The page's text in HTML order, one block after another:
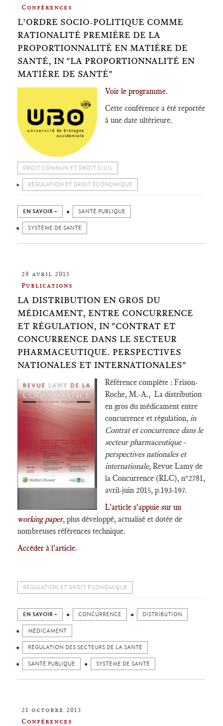
Conférences
L’ORDRE SOCIO-POLITIQUE COMME
RATIONALITÉ PREMIÈRE DE LA
PROPORTIONNALITÉ EN MATIÈRE DE
SANTÉ, IN "LA PROPORTIONNALITÉ EN
MATIÈRE DE SANTÉ"
Voir le programme.
Cette conférence a été reportée
à une date ultérieure.
DROIT COMMUN ET DROIT CIVIL
RÉGULATION ET DROIT ÉCONOMIQUE
EN SAVOIR + SANTÉ PUBLIQUE
SYSTÈME DE SANTÉ
28 avril 2015
Publications
LA DISTRIBUTION EN GROS DU
MÉDICAMENT, ENTRE CONCURRENCE
ET RÉGULATION, IN "CONTRAT ET
CONCURRENCE DANS LE SECTEUR
PHARMACEUTIQUE. PERSPECTIVES
NATIONALES ET INTERNATIONALES"
Référence complète : Frison-
Roche, M.-A., La distribution
en gros du médicament entre
concurrence et régulation, in
Contrat et concurrence dans le
secteur pharmaceutique -
perspectives nationales et
internationale, Revue Lamy de
la Concurrence (RLC), n°2781,
avril-juin 2015, p.193-197.
L'article s'appuie sur un
working paper, plus développé, actualisé et dotée de
nombreuses références technique.
Accéder à l'article.
RÉGULATION ET DROIT ÉCONOMIQUE
EN SAVOIR + CONCURRENCE DISTRIBUTION
MÉDICAMENT
RÉGULATION DES SECTEURS DE LA SANTÉ
SANTÉ PUBLIQUE SYSTÈME DE SANTÉ
21 octobre 2013
Conférences